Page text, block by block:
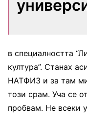
в специалността
култура”. Станах
НАТФИЗ и за там
този срам. Уча се
пробвам. Не всеки